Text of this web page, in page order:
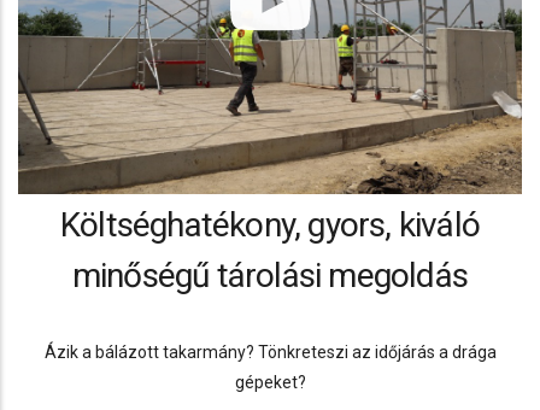
Költséghatékony, gyors, kiváló
minőségű tárolási megoldás
Ázik a bálázott takarmány? Tönkreteszi az időjárás a drága
gépeket?